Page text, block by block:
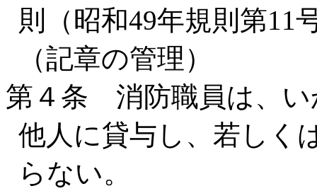
則（昭和49年規則第11
（記章の管理）
第４条 消防職員は、い
他人に貸与し、若しく
らない。